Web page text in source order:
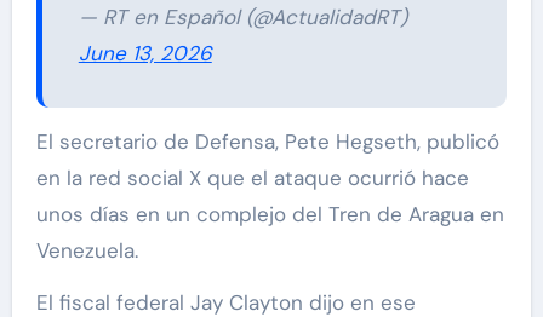
— RT en Español (@ActualidadRT)
June 13, 2026
El secretario de Defensa, Pete Hegseth, publicó
en la red social X que el ataque ocurrió hace
unos días en un complejo del Tren de Aragua en
Venezuela.
El fiscal federal Jay Clayton dijo en ese